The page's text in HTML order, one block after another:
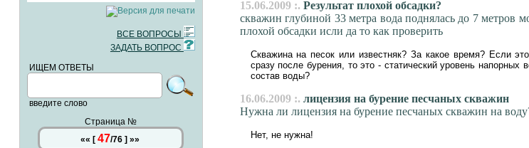
ВСЕ ВОПРОСЫ
ЗАДАТЬ ВОПРОС
ИЩЕМ ОТВЕТЫ
введите слово
Страница №
«« [ 47/76] »»
15.06.2009 :. Результат плохой обсадки?
скважин глубиной 33 метра вода поднялась до 7 метров
плохой обсадки исли да то как проверить
Скважина на песок или известняк? За какое время? Если
сразу после бурения, то это - статический уровень
состав воды?
16.06.2009 :. лицензия на бурение песчаных скважин
Нужна ли лицензия на бурение песчаных скважин на
Нет, не нужна!